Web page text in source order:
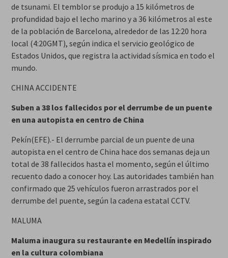
de tsunami. El temblor se produjo a 15 kilómetros de
profundidad bajo el lecho marino y a 36 kilómetros al este
de la población de Barcelona, alrededor de las 12:20 hora
local (4:20GMT), según indica el servicio geológico de
Estados Unidos, que registra la actividad sísmica en todo el
mundo.
CHINA ACCIDENTE
Suben a 38 los fallecidos por el derrumbe de un puente
en una autopista en centro de China
Pekín(EFE).- El derrumbe parcial de un puente de una
autopista en el centro de China hace dos semanas deja un
total de 38 fallecidos hasta el momento, según el último
recuento dado a conocer hoy. Las autoridades también han
confirmado que 25 vehículos fueron arrastrados por el
derrumbe del puente, según la cadena estatal CCTV.
MALUMA
Maluma inaugura su restaurante en Medellín inspirado
en la cultura colombiana